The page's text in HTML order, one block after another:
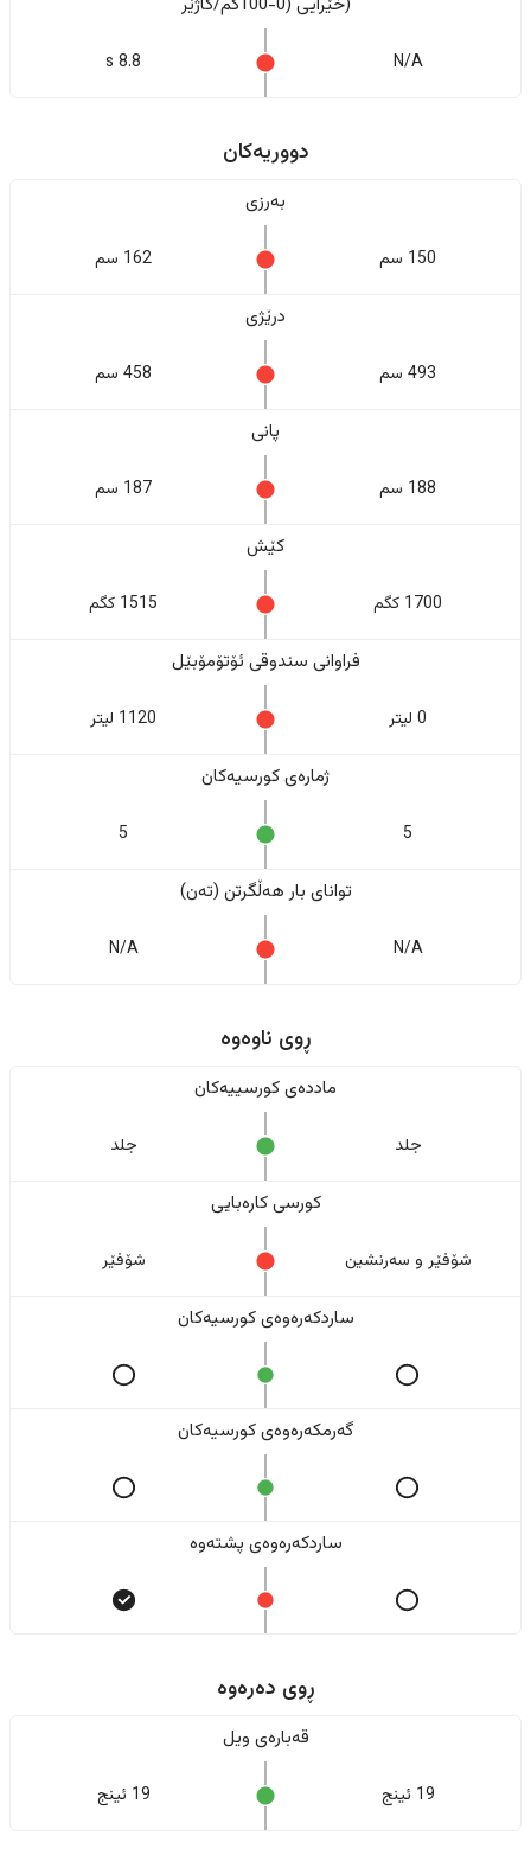
N/A
8.8 s
دووریەکان
بەرزی
150 سم 162 سم
درێژی
493 سم 458 سم
پانی
188 سم 187 سم
کێش
1700 کگم 1515 کگم
فراوانی سندوقی ئۆتۆمۆبێل
0 لیتر 1120 لیتر
ژمارەی کورسیەکان
5
5
تواناى بار هەڵگرتن (تەن)
N/A
N/A
ڕوی ناوەوە
ماددەی کورسییەکان
جلد جلد
کورسی کارەبایی
شۆفێر و سەرنشین شۆفێر
ساردکەرەوەی کورسیەکان
گەرمکەرەوەی کورسیەکان
ساردکەرەوەی پشتەوە
ڕوی دەرەوە
قەبارەی ویل
19 ئینج 19 ئینج